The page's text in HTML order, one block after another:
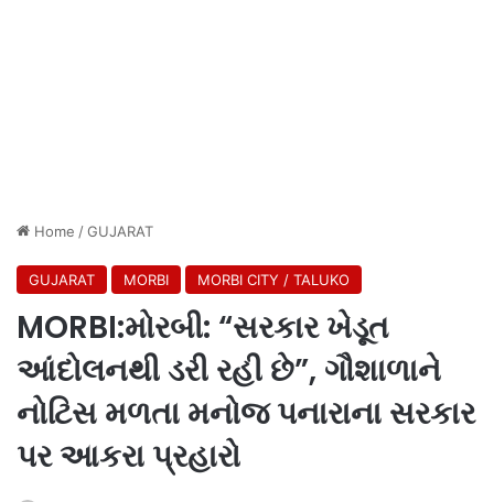
Home /GUJARAT
GUJARAT MORBI MORBI CITY / TALUKO
MORBI:મોરબી: “સરકાર ખેડૂત
આંદોલનથી ડરી રહી છે”, ગૌશાળાને
નોટિસ મળતા મનોજ પનારાના સરકાર
પર આકરા પ્રહારો